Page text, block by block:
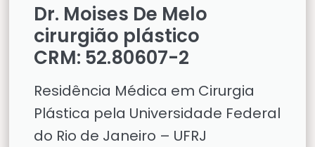
Dr. Moises De Melo
cirurgião plástico
CRM: 52.80607-2
Residência Médica em Cirurgia
Plástica pela Universidade Federal
do Rio de Janeiro – UFRJ